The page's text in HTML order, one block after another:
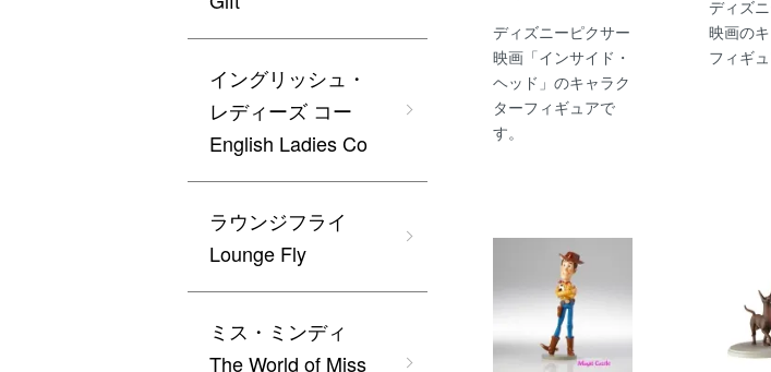
ディズニーピクサー
映画「インサイド・
ヘッド」のキャラク
ターフィギュアで
す。
ディズ
映画の
フィギュ
イングリッシュ・
レディーズ コー
English Ladies Co
ラウンジフライ
Lounge Fly
ミス・ミンディ
The World of Miss